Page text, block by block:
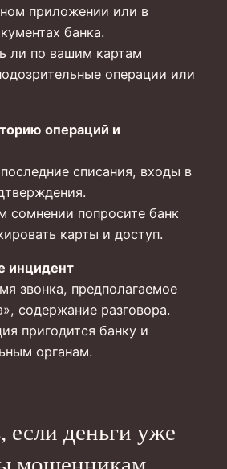
приложении или в
банка.
ли по вашим картам
операции или
операций и
списания, входы в
попросите банк
карты и доступ.
инцидент
звонка, предполагаемое
содержание разговора.
пригодится банку и
органам.
если деньги уже
мошенникам